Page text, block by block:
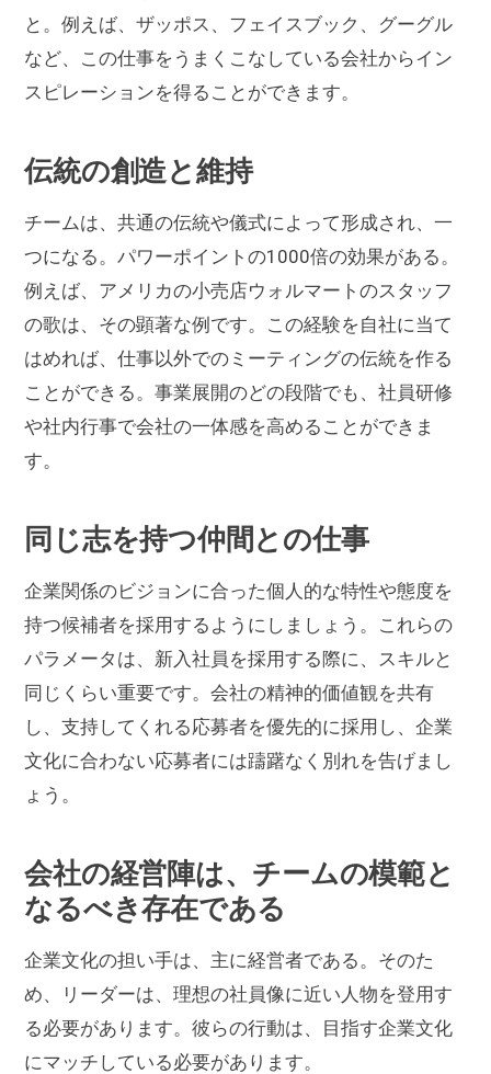
と。例えば、ザッポス、フェイスブック、グーグル
など、この仕事をうまくこなしている会社からイン
スピレーションを得ることができます。
伝統の創造と維持
チームは、共通の伝統や儀式によって形成され、一
つになる。パワーポイントの1000倍の効果がある。
例えば、アメリカの小売店ウォルマートのスタッフ
の歌は、その顕著な例です。この経験を自社に当て
はめれば、仕事以外でのミーティングの伝統を作る
ことができる。事業展開のどの段階でも、社員研修
や社内行事で会社の一体感を高めることができま
す。
同じ志を持つ仲間との仕事
企業関係のビジョンに合った個人的な特性や態度を
持つ候補者を採用するようにしましょう。これらの
パラメータは、新入社員を採用する際に、スキルと
同じくらい重要です。会社の精神的価値観を共有
し、支持してくれる応募者を優先的に採用し、企業
文化に合わない応募者には躊躇なく別れを告げまし
ょう。
会社の経営陣は、チームの模範と
なるべき存在である
企業文化の担い手は、主に経営者である。そのた
め、リーダーは、理想の社員像に近い人物を登用す
る必要があります。彼らの行動は、目指す企業文化
にマッチしている必要があります。